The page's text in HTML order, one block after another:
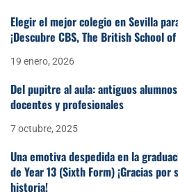
Elegir el mejor colegio en Sevilla
¡Descubre CBS, The British School
19 enero, 2026
Del pupitre al aula: antiguos
docentes y profesionales
7 octubre, 2025
Una emotiva despedida en la
de Year 13 (Sixth Form) ¡Gracias
historia!